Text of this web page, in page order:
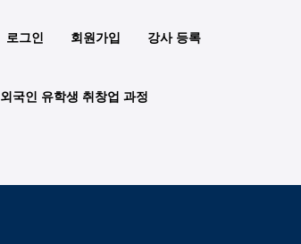
로그인 회원가입 강사 등록
외국인 유학생 취창업 과정